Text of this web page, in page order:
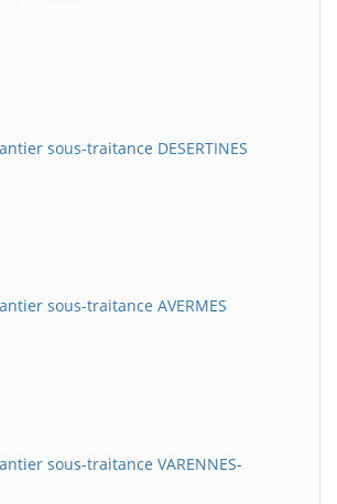
sous-traitance DESERTINES
sous-traitance AVERMES
sous-traitance VARENNES-